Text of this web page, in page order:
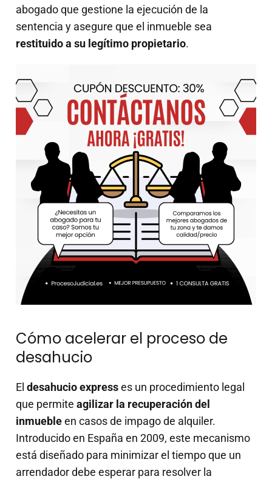
abogado que gestione la ejecución de la
sentencia y asegure que el inmueble sea
restituido a su legítimo propietario.
Cómo acelerar el proceso de
desahucio
El desahucio expresses un procedimiento legal
que permite agilizar la recuperación del
inmuebleen casos de impago de alquiler.
Introducido en España en 2009, este mecanismo
está diseñado para minimizar el tiempo que un
arrendador debe esperar para resolver la